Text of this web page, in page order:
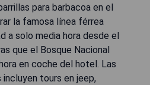
para barbacoa en el
la famosa línea férrea
a solo media hora desde el
que el Bosque Nacional
en coche del hotel. Las
tours en jeep,